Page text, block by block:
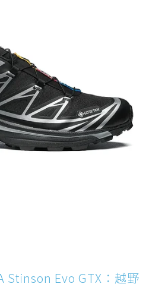
Stinson Evo GTX：越野